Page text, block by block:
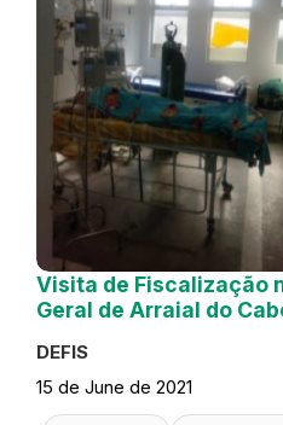
Visita de Fiscalização
Geral de Arraial do
DEFIS
15 de June de 2021